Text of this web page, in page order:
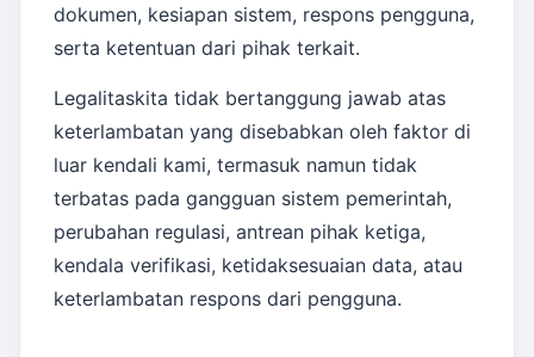
dokumen, kesiapan sistem, respons pengguna,
serta ketentuan dari pihak terkait.
Legalitaskita tidak bertanggung jawab atas
keterlambatan yang disebabkan oleh faktor di
luar kendali kami, termasuk namun tidak
terbatas pada gangguan sistem pemerintah,
perubahan regulasi, antrean pihak ketiga,
kendala verifikasi, ketidaksesuaian data, atau
keterlambatan respons dari pengguna.